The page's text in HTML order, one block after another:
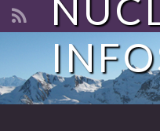
Search for: